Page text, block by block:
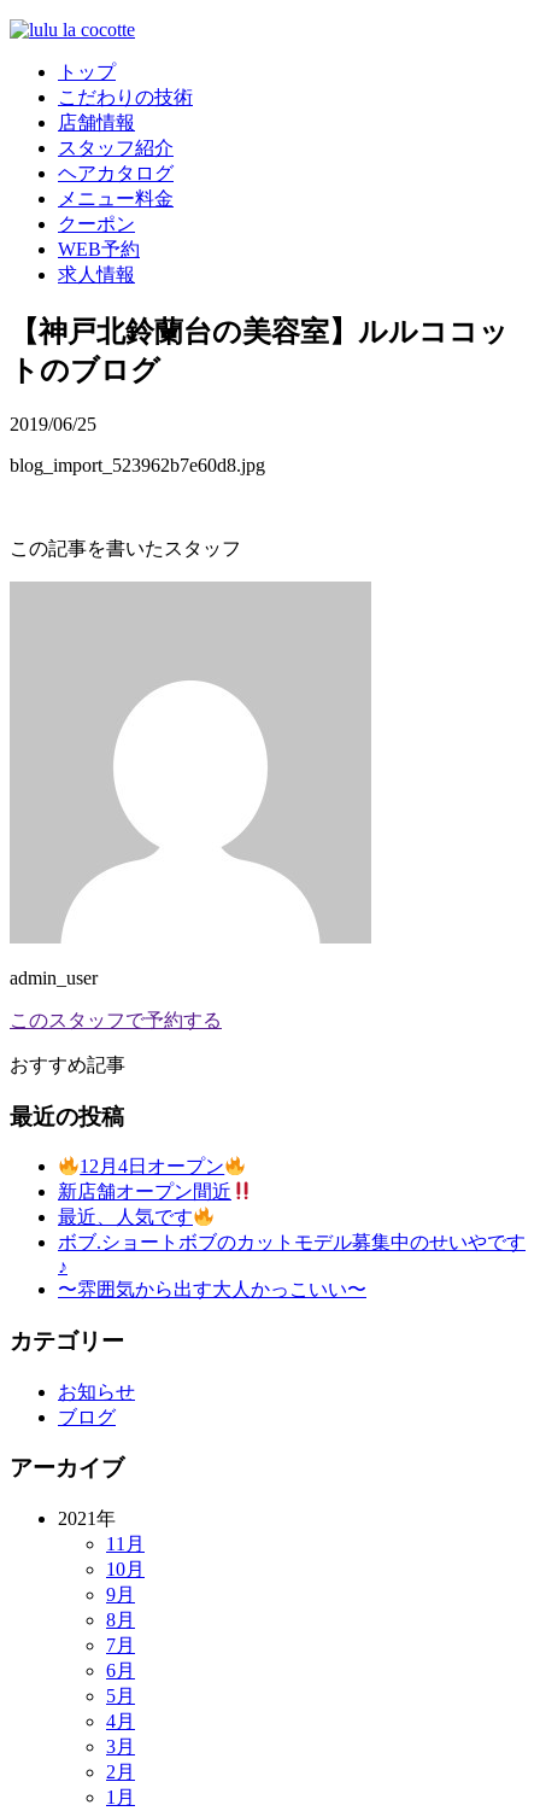
トップ
こだわりの技術
店舗情報
スタッフ紹介
ヘアカタログ
メニュー料金
クーポン
WEB予約
求人情報
【神戸北鈴蘭台の美容室】ルルココッ
トのブログ
2019/06/25
blog_import_523962b7e60d8.jpg
この記事を書いたスタッフ
admin_user
このスタッフで予約する
おすすめ記事
最近の投稿
12月4日オープン
新店舗オープン間近
最近、人気です
ボブ.ショートボブのカットモデル募集中のせいやです
♪
〜雰囲気から出す大人かっこいい〜
カテゴリー
お知らせ
ブログ
アーカイブ
2021年
11月
10月
9月
8月
7月
6月
5月
4月
3月
2月
1月